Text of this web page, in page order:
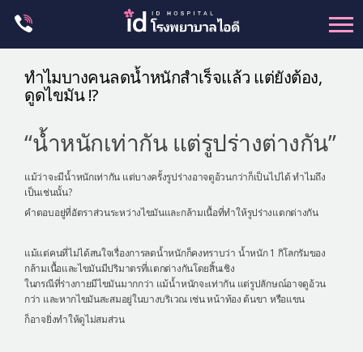
ขากรรไกร
ชะลอวัย
ศัลยกรรมผู้ชาย
อื่นๆ
แผนกผิวหนัง
ทำไมบางคนลดน้ำหนักสำเร็จแล้ว แต่ยังต้อง,
ดูดไขมัน !?
“น้ำหนักเท่ากัน แต่รูปร่างต่างกัน”
แม้ว่าจะมีน้ำหนักเท่ากัน แต่บางครั้งรูปร่างอาจดูอ้วนกว่าก็เป็นไปได้ ทำไมถึง
เป็นเช่นนั้น?
คำตอบอยู่ที่อัตราส่วนระหว่างไขมันและกล้ามเนื้อที่ทำให้รูปร่างแตกต่างกัน
แม้แต่คนที่ไม่ได้สนใจเรื่องการลดน้ำหนักก็คงทราบว่า น้ำหนัก 1 กิโลกรัมของ
กล้ามเนื้อและไขมันมีปริมาตรที่แตกต่างกันโดยสิ้นเชิง
ในกรณีที่ร่างกายมีไขมันมากกว่า แม้น้ำหนักจะเท่ากัน แต่รูปลักษณ์อาจดูอ้วน
กว่า และหากไขมันสะสมอยู่ในบางบริเวณ เช่น หน้าท้อง ต้นขา หรือแขน
ก็อาจยิ่งทำให้ดูไม่สมส่วน